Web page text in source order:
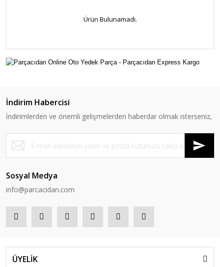
Ürün Bulunamadı.
İndirim Habercisi
İndirimlerden ve önemli gelişmelerden haberdar olmak isterseniz,
Sosyal Medya
info@parcacidan.com
ÜYELİK